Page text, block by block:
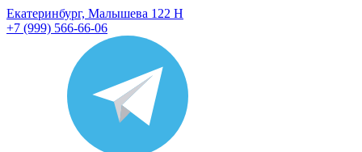
Екатеринбург, Малышева 122 Н
+7 (999) 566-66-06